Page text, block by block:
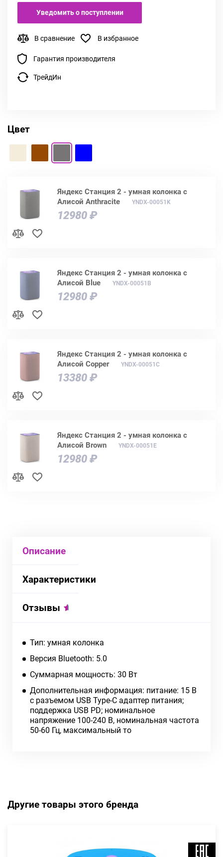
Уведомить о поступлении
В сравнение В избранное
Гарантия производителя
ТрейдИн
Цвет
Яндекс Станция 2 - умная колонка с
Алисой Anthracite
YNDX-00051K
12980 ₽
Яндекс Станция 2 - умная колонка с
Алисой Blue
YNDX-00051B
12980 ₽
Яндекс Станция 2 - умная колонка с
Алисой Copper
YNDX-00051C
13380 ₽
Яндекс Станция 2 - умная колонка с
Алисой Brown
YNDX-00051E
12980 ₽
Описание
Характеристики
Отзывы
Тип: умная колонка
Версия Bluetooth: 5.0
Суммарная мощность: 30 Вт
Дополнительная информация: питание: 15 В
с разъемом USB Type-C адаптер питания;
поддержка USB PD; номинальное
напряжение 100-240 В, номинальная частота
50-60 Гц, максимальный то
Другие товары этого бренда